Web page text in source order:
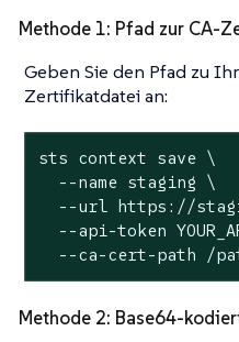
Methode 1: Pfad zur CA-
Geben Sie den Pfad zu
Zertifikatdatei an:
sts context save \
  --name staging \
--url https://
--api-token
--ca-cert-path /
Methode 2: Base64-